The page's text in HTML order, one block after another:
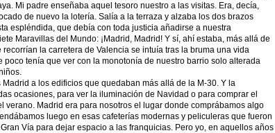
Mi padre enseñaba aquel tesoro nuestro a las visitas. Era, decía,
de nuevo la lotería. Salía a la terraza y alzaba los dos brazos
espléndida, que debía con toda justicia añadirse a nuestra
Maravillas del Mundo: ¡Madrid, Madrid! Y sí, ahí estaba, más allá de
recorrían la carretera de Valencia se intuía tras la bruma una vida
poco tenía que ver con la monotonía de nuestro barrio solo alterada
Madrid a los edificios que quedaban más allá de la M-30. Y la
ocasiones, para ver la iluminación de Navidad o para comprar el
verano. Madrid era para nosotros el lugar donde comprábamos algo
luego en esas cafeterías modernas y peliculeras que fueron
Vía para dejar espacio a las franquicias. Pero yo, en aquellos años